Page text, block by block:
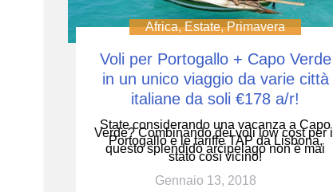
Africa,Estate,Primavera
Voli per Portogallo + Capo Verde
in un unico viaggio da varie città
italiane da soli €178 a/r!
State considerando una vacanza a Capo
Verde? Combinando dei voli low cost per il
Portogallo e le tariffe TAP da Lisbona,
questo splendido arcipelago non è mai
stato così vicino!
Gennaio 13, 2018